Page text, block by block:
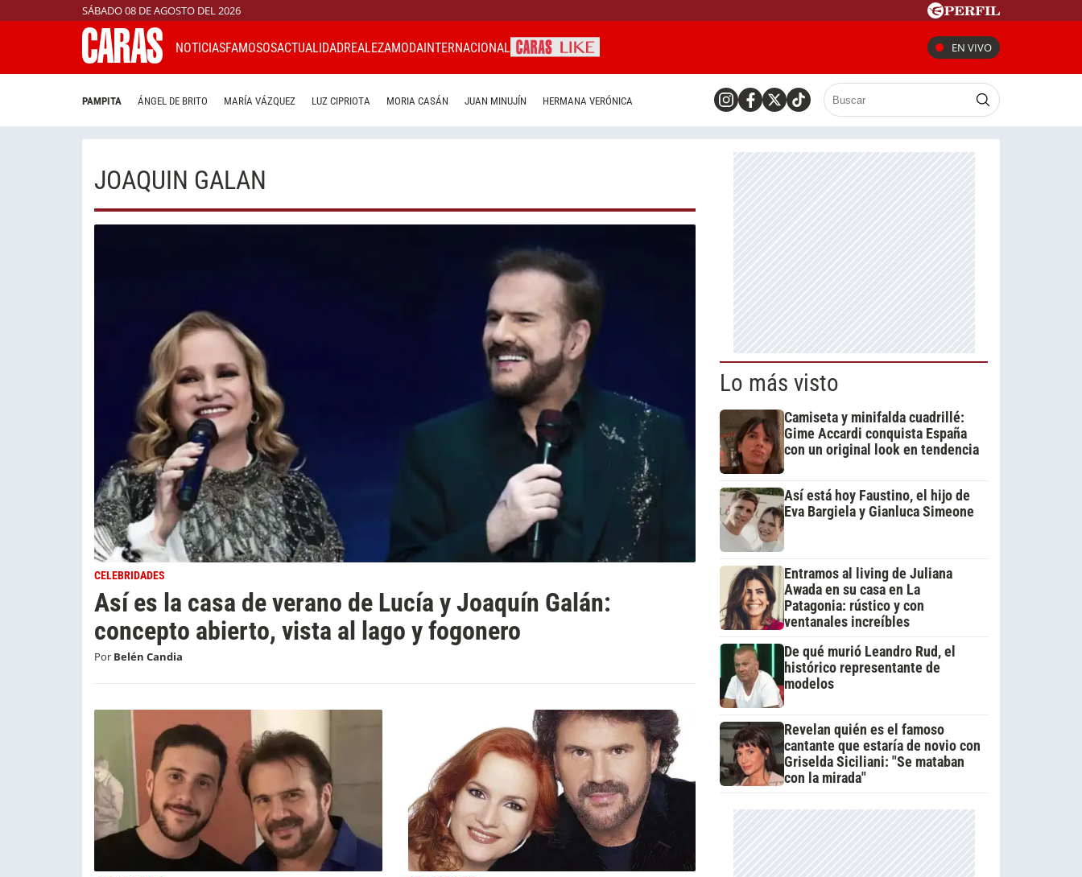
SÁBADO 08 DE AGOSTO DEL 2026
NOTICIASFAMOSOSACTUALIDADREALEZAMODAINTERNACIONAL EN VIVO
PAMPITA ÁNGEL DE BRITO MARÍA VÁZQUEZ LUZ CIPRIOTA MORIA CASÁN JUAN MINUJÍN HERMANA VERÓNICA
JOAQUIN GALAN
CELEBRIDADES
Así es la casa de verano de Lucía y Joaquín Galán:
concepto abierto, vista al lago y fogonero
Por Belén Candia
Lo más visto
Camiseta y minifalda cuadrillé:
Gime Accardi conquista España
con un original look en tendencia
Así está hoy Faustino, el hijo de
Eva Bargiela y Gianluca Simeone
Entramos al living de Juliana
Awada en su casa en La
Patagonia: rústico y con
ventanales increíbles
De qué murió Leandro Rud, el
histórico representante de
modelos
Revelan quién es el famoso
cantante que estaría de novio con
Griselda Siciliani: "Se mataban
con la mirada"